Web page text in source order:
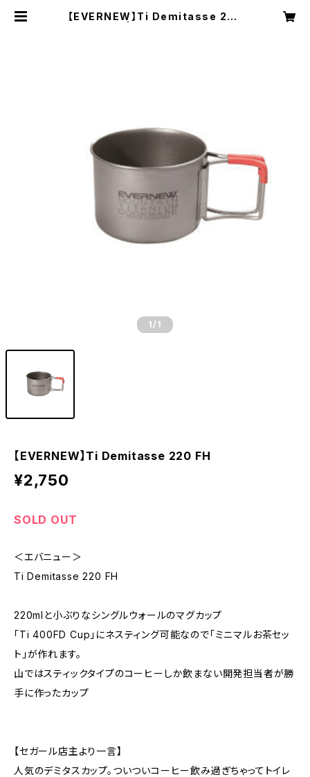
【EVERNEW】Ti Demitasse 220
1 /1
【EVERNEW】Ti Demitasse 220 FH
¥2,750
SOLD OUT
＜エバニュー＞
Ti Demitasse 220 FH
220mlと小ぶりなシングルウォールのマグカップ
「Ti 400FD Cup」にネスティング可能なので「ミニマルお茶セッ
ト」が作れます。
山ではスティックタイプのコーヒーしか飲まない開発担当者が勝
手に作ったカップ
【セガール店主より一言】
人気のデミタスカップ。ついついコーヒー飲み過ぎちゃってトイレ